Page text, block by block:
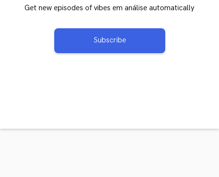
Get new episodes of vibes em análise automatically
Subscribe